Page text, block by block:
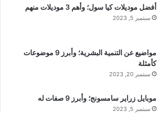
أفضل موديلات كيا سول؛ وأهم 3 موديلات منهم
سبتمبر 5, 2023
مواضيع عن التنمية البشرية؛ وأبرز 9 موضوعات
كأمثلة
سبتمبر 20, 2023
موبايل زراير سامسونج؛ وأبرز 9 صفات له
سبتمبر 5, 2023